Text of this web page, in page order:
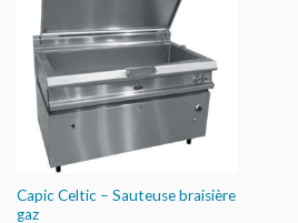
AJOUTER
AU DEVIS
Capic Celtic – Sauteuse braisière
gaz